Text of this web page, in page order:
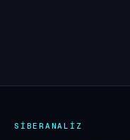
SIBERANALIZ